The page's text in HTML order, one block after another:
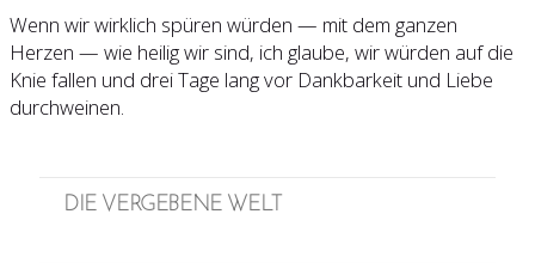
Wenn wir wirklich spüren würden — mit dem ganzen
Herzen — wie heilig wir sind, ich glaube, wir würden auf die
Knie fallen und drei Tage lang vor Dankbarkeit und Liebe
durchweinen.
DIE VERGEBENE WELT